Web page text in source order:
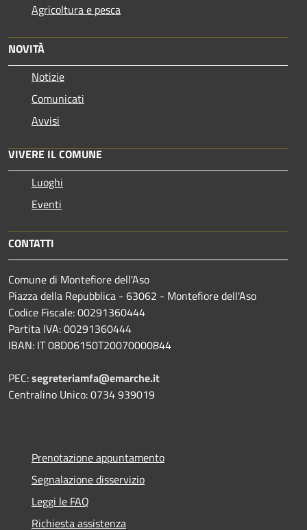
Agricoltura e pesca
NOVITÀ
Notizie
Comunicati
Avvisi
VIVERE IL COMUNE
Luoghi
Eventi
CONTATTI
Comune di Montefiore dell'Aso
Piazza della Repubblica - 63062 - Montefiore dell'Aso
Codice Fiscale: 00291360444
Partita IVA: 00291360444
IBAN: IT 08D06150T20070000844
PEC:segreteriamfa@emarche.it
Centralino Unico: 0734 939019
Prenotazione appuntamento
Segnalazione disservizio
Leggi le FAQ
Richiesta assistenza